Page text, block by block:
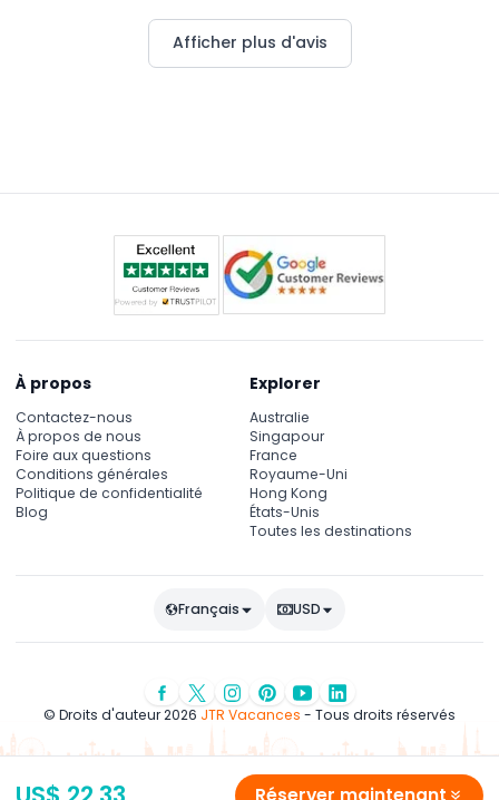
Réserver maintenant
Afficher plus d'avis
À propos
Contactez-nous
À propos de nous
Foire aux questions
Conditions générales
Politique de confidentialité
Blog
Explorer
Australie
Singapour
France
Royaume-Uni
Hong Kong
États-Unis
Toutes les destinations
Français USD
© Droits d'auteur 2026 JTR Vacances - Tous droits réservés